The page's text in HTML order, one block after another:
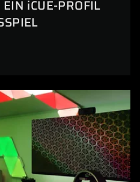
iCUE-PROFIL